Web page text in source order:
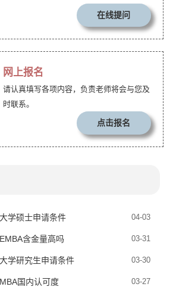
在线提问
网上报名
请认真填写各项内容，负责老师将会与您及
时联系。
点击报名
学硕士申请条件 04-03
含金量高吗 03-31
学研究生申请条件 03-30
国内认可度 03-27